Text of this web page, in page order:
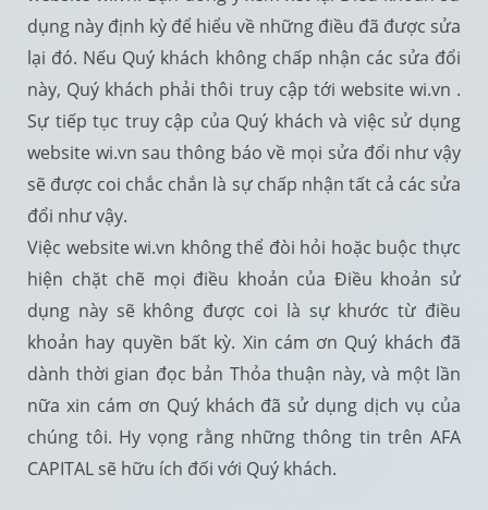
dụng này định kỳ để hiểu về những điều đã được sửa
lại đó. Nếu Quý khách không chấp nhận các sửa đổi
này, Quý khách phải thôi truy cập tới website wi.vn .
Sự tiếp tục truy cập của Quý khách và việc sử dụng
website wi.vn sau thông báo về mọi sửa đổi như vậy
sẽ được coi chắc chắn là sự chấp nhận tất cả các sửa
đổi như vậy.
Việc website wi.vn không thể đòi hỏi hoặc buộc thực
hiện chặt chẽ mọi điều khoản của Điều khoản sử
dụng này sẽ không được coi là sự khước từ điều
khoản hay quyền bất kỳ. Xin cám ơn Quý khách đã
dành thời gian đọc bản Thỏa thuận này, và một lần
nữa xin cám ơn Quý khách đã sử dụng dịch vụ của
chúng tôi. Hy vọng rằng những thông tin trên AFA
CAPITAL sẽ hữu ích đối với Quý khách.